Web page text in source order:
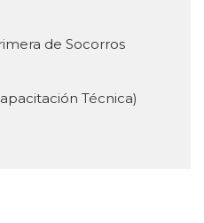
de Socorros
Técnica)